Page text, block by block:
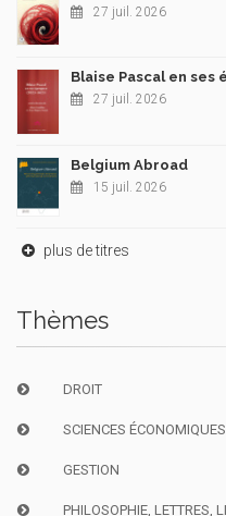
27 juil. 2026
Blaise Pascal en ses
27 juil. 2026
Belgium Abroad
15 juil. 2026
plus de titres
Thèmes
DROIT
SCIENCES
GESTION
PHILOSOPHIE, LETTRES,